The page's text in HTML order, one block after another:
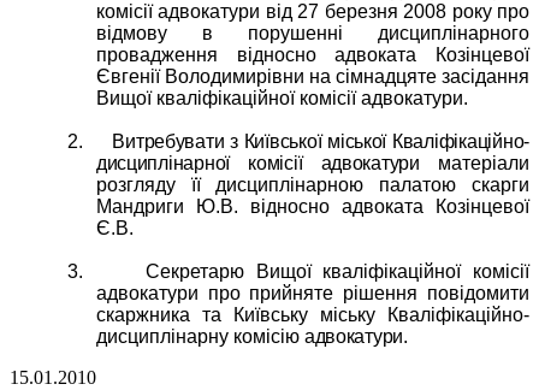
комісії адвокатури від 27 березня 2008 року про
відмову в порушенні дисциплінарного
провадження відносно адвоката Козінцевої
Євгенії Володимирівни на сімнадцяте засідання
Вищої кваліфікаційної комісії адвокатури.
2.
Витребувати з Київської міської Кваліфікаційно-
дисциплінарної комісії адвокатури матеріали
розгляду її дисциплінарною палатою скарги
Мандриги Ю.В. відносно адвоката Козінцевої
Є.В.
3.
Секретарю Вищої кваліфікаційної комісії
адвокатури про прийняте рішення повідомити
скаржника та Київську міську Кваліфікаційно-
дисциплінарну комісію адвокатури.
15.01.2010